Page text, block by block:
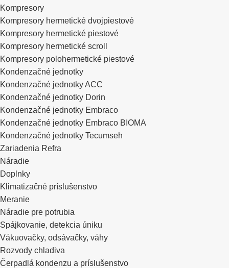
Kompresory
Kompresory hermetické dvojpiestové
Kompresory hermetické piestové
Kompresory hermetické scroll
Kompresory polohermetické piestové
Kondenzačné jednotky
Kondenzačné jednotky ACC
Kondenzačné jednotky Dorin
Kondenzačné jednotky Embraco
Kondenzačné jednotky Embraco BIOMA
Kondenzačné jednotky Tecumseh
Zariadenia Refra
Náradie
Doplnky
Klimatizačné príslušenstvo
Meranie
Náradie pre potrubia
Spájkovanie, detekcia úniku
Vákuovačky, odsávačky, váhy
Rozvody chladiva
Čerpadlá kondenzu a príslušenstvo